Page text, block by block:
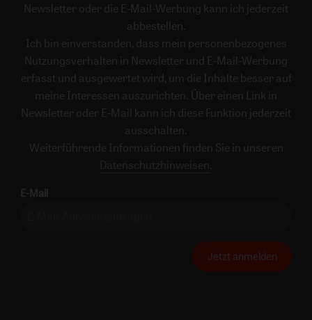
Newsletter oder die E-Mail-Werbung kann ich jederzeit
abbestellen.
Ich bin einverstanden, dass mein personenbezogenes
Nutzungsverhalten in Newsletter und E-Mail-Werbung
erfasst und ausgewertet wird, um die Inhalte besser auf
meine Interessen auszurichten. Über einen Link in
Newsletter oder E-Mail kann ich diese Funktion jederzeit
ausschalten.
Weiterführende Informationen finden Sie in unseren
Datenschutzhinweisen .
E-Mail
Jetzt anmelden